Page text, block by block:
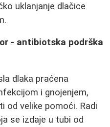
uklanjanje dlačice
- antibiotska podrška
dlaka praćena
i gnojenjem,
od velike pomoći. Radi
se izdaje u tubi od